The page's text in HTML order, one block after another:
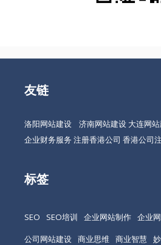
友链
洛阳网站建设 济南网站建设 大连网
企业财务服务 注册香港公司 香港公司
标签
SEO SEO培训 企业网站制作 企业
公司网站建设 商业思维 商业智慧